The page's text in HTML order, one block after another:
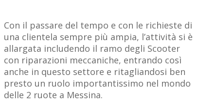
Con il passare del tempo e con le richieste di
una clientela sempre più ampia, l’attività si è
allargata includendo il ramo degli Scooter
con riparazioni meccaniche, entrando così
anche in questo settore e ritagliandosi ben
presto un ruolo importantissimo nel mondo
delle 2 ruote a Messina.